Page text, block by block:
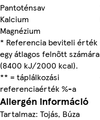
Pantoténsav
Kalcium
Magnézium
* Referencia beviteli érték
egy átlagos felnőtt számára
(8400 kJ/2000 kcal).
** = táplálkozási
referenciaérték %-a
Allergén információ
Tartalmaz: Tojás, Búza